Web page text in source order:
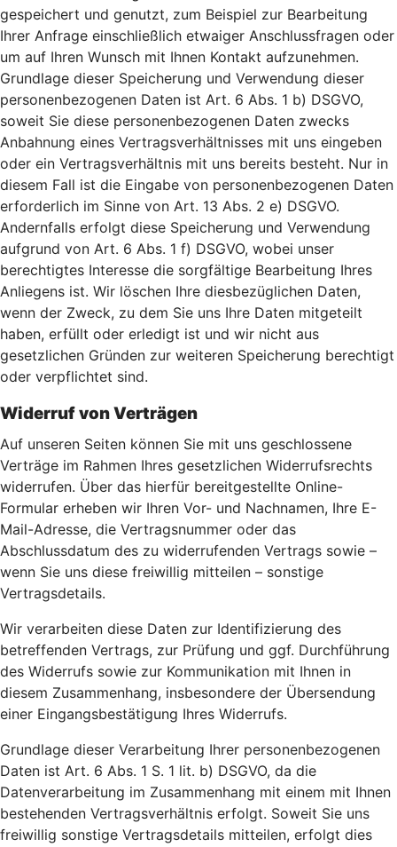
gespeichert und genutzt, zum Beispiel zur Bearbeitung
Ihrer Anfrage einschließlich etwaiger Anschlussfragen oder
um auf Ihren Wunsch mit Ihnen Kontakt aufzunehmen.
Grundlage dieser Speicherung und Verwendung dieser
personenbezogenen Daten ist Art. 6 Abs. 1 b) DSGVO,
soweit Sie diese personenbezogenen Daten zwecks
Anbahnung eines Vertragsverhältnisses mit uns eingeben
oder ein Vertragsverhältnis mit uns bereits besteht. Nur in
diesem Fall ist die Eingabe von personenbezogenen Daten
erforderlich im Sinne von Art. 13 Abs. 2 e) DSGVO.
Andernfalls erfolgt diese Speicherung und Verwendung
aufgrund von Art. 6 Abs. 1 f) DSGVO, wobei unser
berechtigtes Interesse die sorgfältige Bearbeitung Ihres
Anliegens ist. Wir löschen Ihre diesbezüglichen Daten,
wenn der Zweck, zu dem Sie uns Ihre Daten mitgeteilt
haben, erfüllt oder erledigt ist und wir nicht aus
gesetzlichen Gründen zur weiteren Speicherung berechtigt
oder verpflichtet sind.
Widerruf von Verträgen
Auf unseren Seiten können Sie mit uns geschlossene
Verträge im Rahmen Ihres gesetzlichen Widerrufsrechts
widerrufen. Über das hierfür bereitgestellte Online-
Formular erheben wir Ihren Vor- und Nachnamen, Ihre E-
Mail-Adresse, die Vertragsnummer oder das
Abschlussdatum des zu widerrufenden Vertrags sowie –
wenn Sie uns diese freiwillig mitteilen – sonstige
Vertragsdetails.
Wir verarbeiten diese Daten zur Identifizierung des
betreffenden Vertrags, zur Prüfung und ggf. Durchführung
des Widerrufs sowie zur Kommunikation mit Ihnen in
diesem Zusammenhang, insbesondere der Übersendung
einer Eingangsbestätigung Ihres Widerrufs.
Grundlage dieser Verarbeitung Ihrer personenbezogenen
Daten ist Art. 6 Abs. 1 S. 1 lit. b) DSGVO, da die
Datenverarbeitung im Zusammenhang mit einem mit Ihnen
bestehenden Vertragsverhältnis erfolgt. Soweit Sie uns
freiwillig sonstige Vertragsdetails mitteilen, erfolgt dies